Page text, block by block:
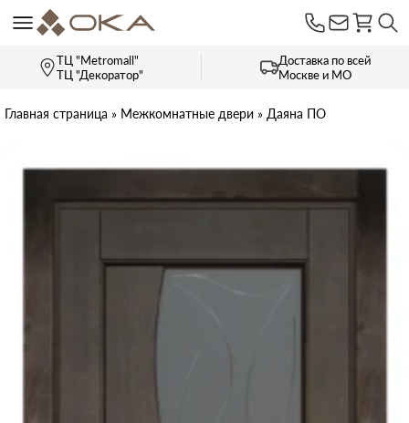
ТЦ "Metromall"
ТЦ "Декоратор"
Доставка по всей
Москве и МО
Главная страница » Межкомнатные двери » Даяна ПО